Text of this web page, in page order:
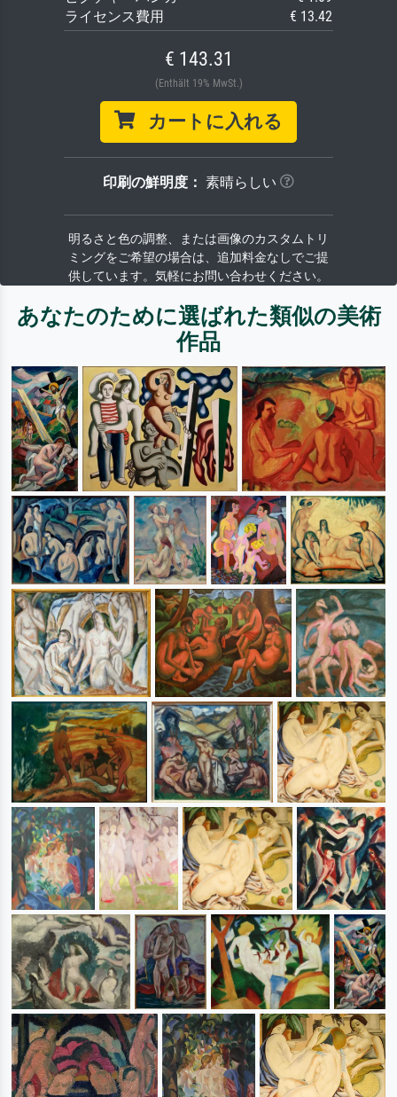
ライセンス費用
€ 13.42
€ 143.31
(Enthält 19% MwSt.)
カートに入れる
印刷の鮮明度： 素晴らしい
明るさと色の調整、または画像のカスタムトリ
ミングをご希望の場合は、追加料金なしでご提
供しています。気軽にお問い合わせください。
あなたのために選ばれた類似の美術
作品